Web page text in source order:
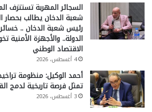
السجائر المهربة تستنزف
شعبة الدخان يطالب
رئيس شعبة الدخان .. خسائر
الدولة.. والأجهزة الأمنية
الاقتصاد الوطني
4 أغسطس، 2026
أحمد الوكيل: منظومة
تمثل فرصة تاريخية لدمج
3 أغسطس، 2026